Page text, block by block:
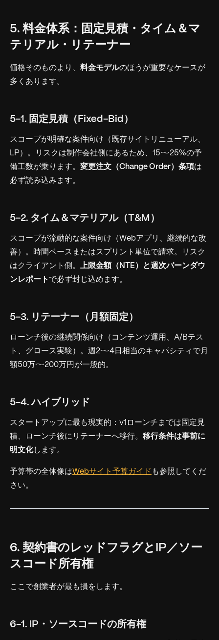
5. 料金体系：固定見積・タイム＆マ
テリアル・リテーナー
価格そのものより、 料金モデルのほうが重要なケースが
多くあります。
5-1. 固定見積（Fixed-Bid）
スコープが明確な案件向け（既存サイトリニューアル、
LP）。リスクは制作会社側にあるため、15〜25%の予
備工数が乗ります。 変更注文（Change Order）条項は
必ず読み込みます。
5-2. タイム＆マテリアル（T&M）
スコープが流動的な案件向け（Webアプリ、継続的な改
善）。時間ベースまたはスプリント単位で請求。リスク
はクライアント側。 上限金額（NTE）と週次バーンダウ
ンレポート で必ず封じ込めます。
5-3. リテーナー（月額固定）
ローンチ後の継続関係向け（コンテンツ運用、A/Bテス
ト、グロース実験）。週2〜4日相当のキャパシティで月
額50万〜200万円が一般的。
5-4. ハイブリッド
スタートアップに最も現実的：v1ローンチまでは固定見
積、ローンチ後にリテーナーへ移行。 移行条件は事前に
明文化します。
予算帯の全体像はWebサイト予算ガイド も参照してくだ
さい。
6. 契約書のレッドフラグとIP／ソー
スコード所有権
ここで創業者が最も損をします。
6-1. IP・ソースコードの所有権